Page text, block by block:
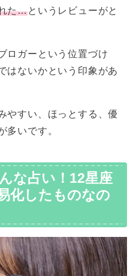
た…というレビューがと
ロガーという位置づけ
はないかという印象があ
やすい、ほっとする、優
多いです。
な占い！12星座
化したものなの